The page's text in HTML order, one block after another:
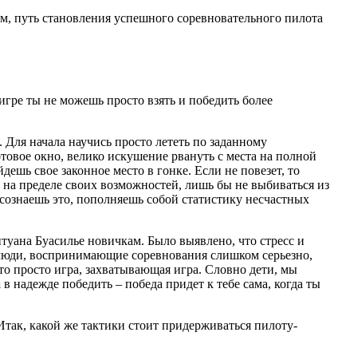
путь становления успешного соревновательного пилота
ты не можешь просто взять и победить более
начала научись просто лететь по заданному
окно, велико искушение рвануть с места на полной
свое законное место в гонке. Если не повезет, то
пределе своих возможностей, лишь бы не выбиваться из
это, пополняешь собой статистику несчастных
Буасилье новичкам. Было выявлено, что стресс и
воспринимающие соревнования слишком серьезно,
просто игра, захватывающая игра. Словно дети, мы
надежде победить – победа придет к тебе сама, когда ты
какой же тактики стоит придерживаться пилоту-